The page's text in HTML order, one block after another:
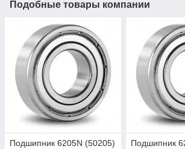
Подобные товары компании
Подшипник 6205N (50205) Подшипник